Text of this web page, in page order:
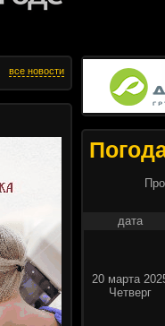
все новости
дата
20 марта
Четверг